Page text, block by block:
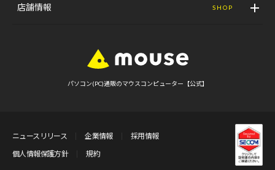
店舗情報 SHOP
パソコン(PC)通販のマウスコンピューター【公式】
ニュースリリース 企業情報
採用情報
個人情報保護方針
規約